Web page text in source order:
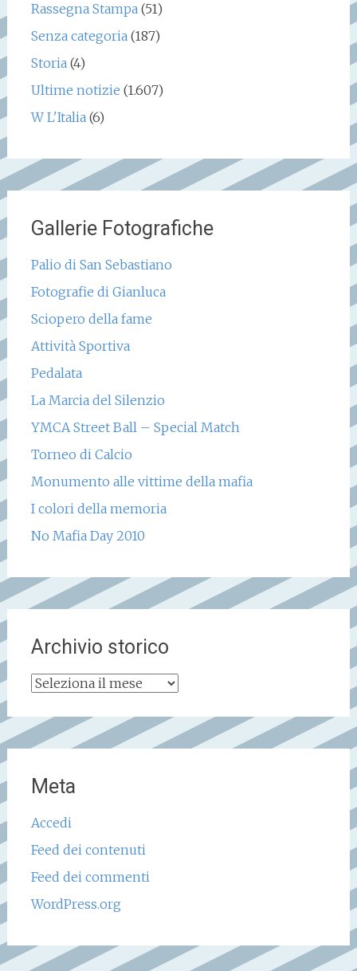
Rassegna Stampa(51)
Senza categoria(187)
Storia(4)
Ultime notizie (1.607)
W L'Italia(6)
Gallerie Fotografiche
Palio di San Sebastiano
Fotografie di Gianluca
Sciopero della fame
Attività Sportiva
Pedalata
La Marcia del Silenzio
YMCA Street Ball – Special Match
Torneo di Calcio
Monumento alle vittime della mafia
I colori della memoria
No Mafia Day 2010
Archivio storico
Archivio
Meta
Accedi
Feed dei contenuti
Feed dei commenti
WordPress.org